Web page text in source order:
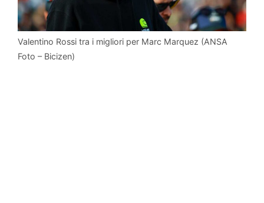
Valentino Rossi tra i migliori per Marc Marquez (ANSA
Foto – Bicizen)